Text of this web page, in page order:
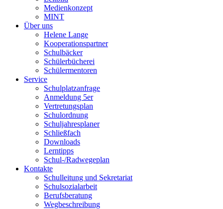
Medienkonzept
MINT
Über uns
Helene Lange
Kooperationspartner
Schulbäcker
Schülerbücherei
Schülermentoren
Service
Schulplatzanfrage
Anmeldung 5er
Vertretungsplan
Schulordnung
Schuljahresplaner
Schließfach
Downloads
Lerntipps
Schul-/Radwegeplan
Kontakte
Schulleitung und Sekretariat
Schulsozialarbeit
Berufsberatung
Wegbeschreibung